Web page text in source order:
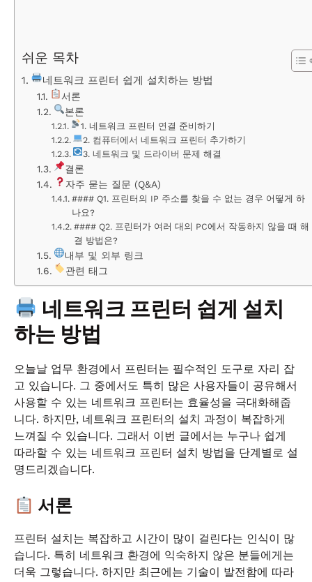
쉬운 목차
네트워크 프린터 쉽게 설치하는 방법
서론
본론
1. 네트워크 프린터 연결 준비하기
2. 컴퓨터에서 네트워크 프린터 추가하기
3. 네트워크 및 드라이버 문제 해결
결론
자주 묻는 질문 (Q&A)
#### Q1. 프린터의 IP 주소를 찾을 수 없는 경우 어떻게 하
나요?
#### Q2. 프린터가 여러 대의 PC에서 작동하지 않을 때 해
결 방법은?
내부 및 외부 링크
관련 태그
네트워크 프린터 쉽게 설치
하는 방법
오늘날 업무 환경에서 프린터는 필수적인 도구로 자리 잡
고 있습니다. 그 중에서도 특히 많은 사용자들이 공유해서
사용할 수 있는 네트워크 프린터는 효율성을 극대화해줍
니다. 하지만, 네트워크 프린터의 설치 과정이 복잡하게
느껴질 수 있습니다. 그래서 이번 글에서는 누구나 쉽게
따라할 수 있는 네트워크 프린터 설치 방법을 단계별로 설
명드리겠습니다.
서론
프린터 설치는 복잡하고 시간이 많이 걸린다는 인식이 많
습니다. 특히 네트워크 환경에 익숙하지 않은 분들에게는
더욱 그렇습니다. 하지만 최근에는 기술이 발전함에 따라